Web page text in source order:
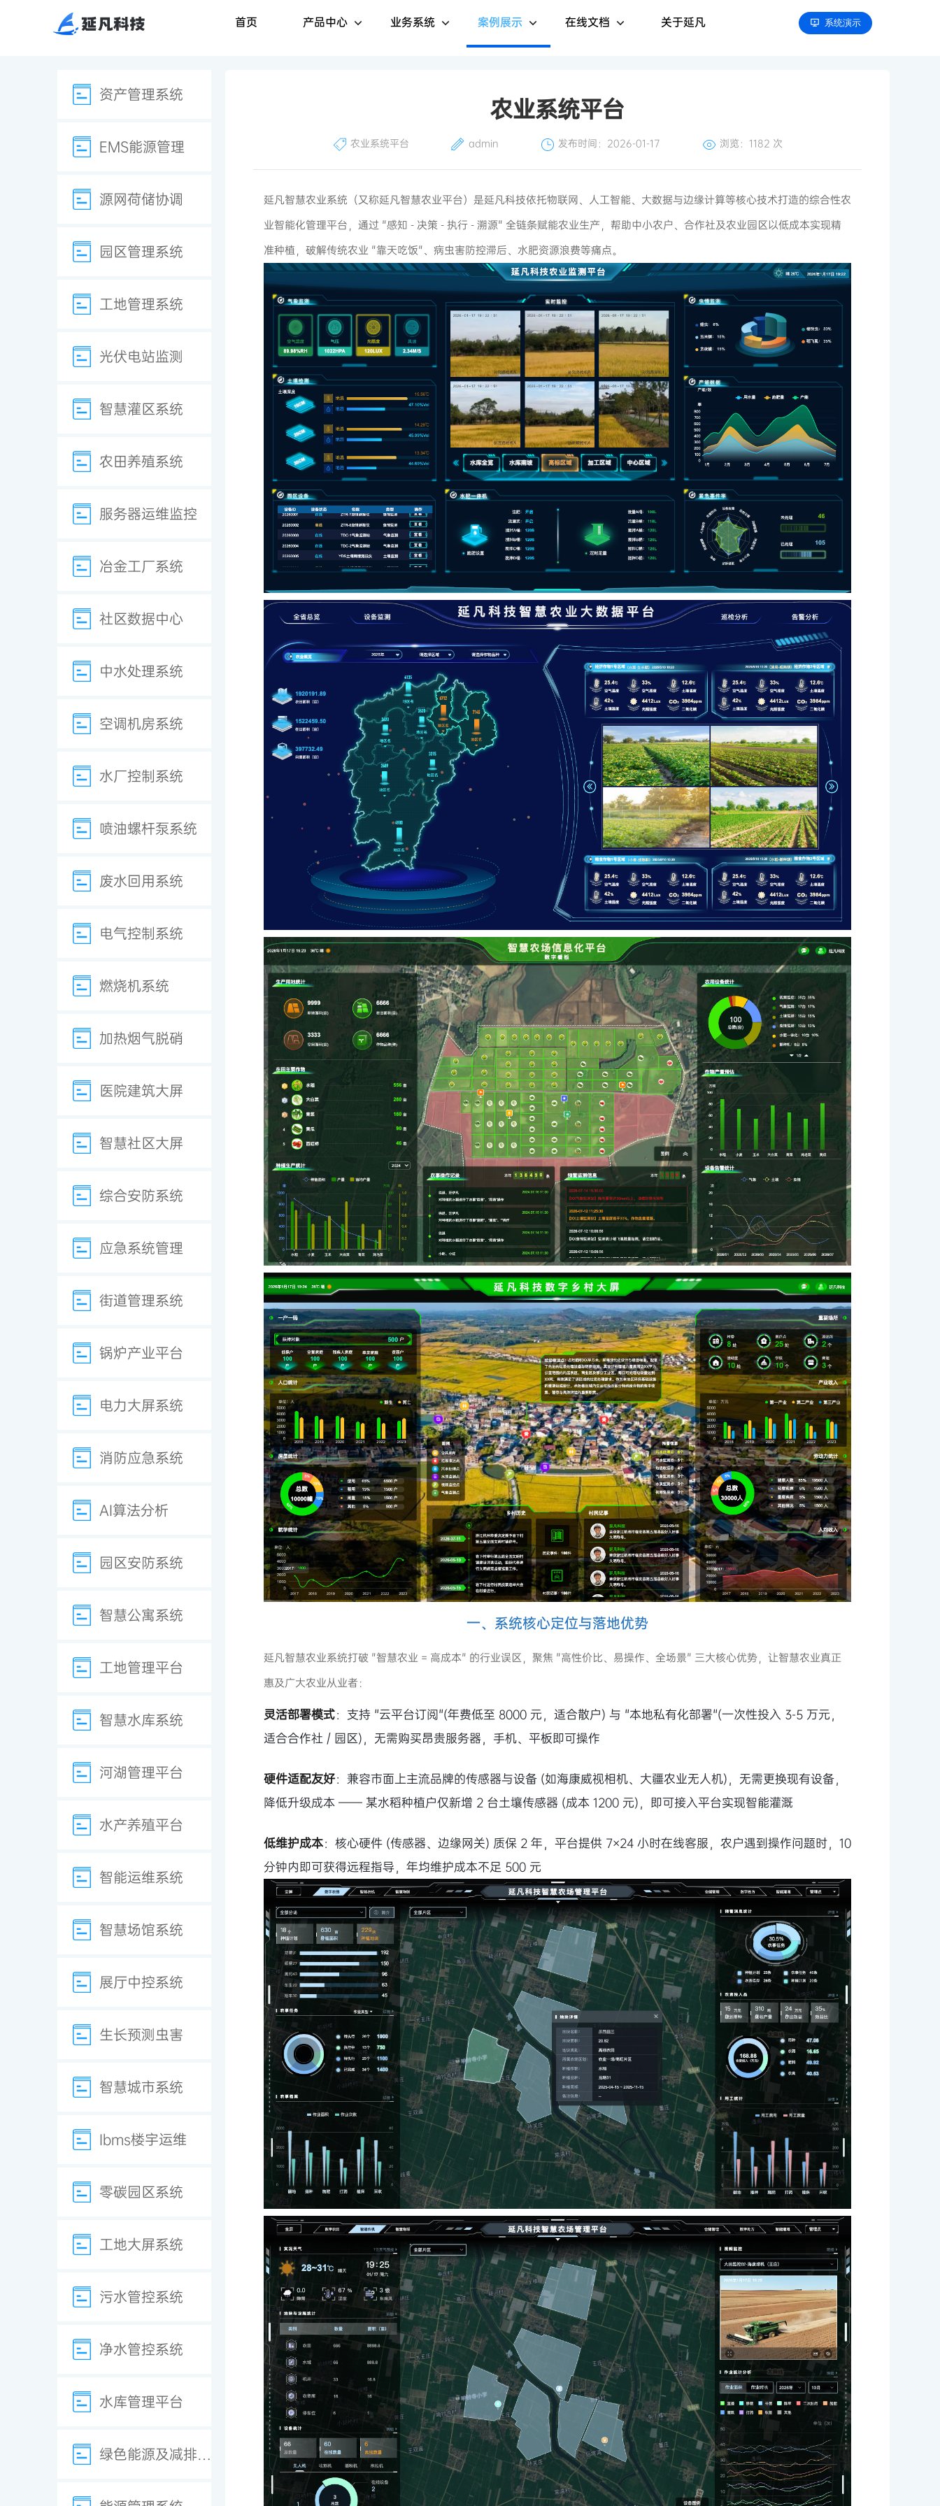
首页 产品中心 业务系统 案例展示 在线文档 关于延凡 系统演示
资产管理系统
EMS能源管理
源网荷储协调
园区管理系统
工地管理系统
光伏电站监测
智慧灌区系统
农田养殖系统
服务器运维监控
冶金工厂系统
社区数据中心
中水处理系统
空调机房系统
水厂控制系统
喷油螺杆泵系统
废水回用系统
电气控制系统
燃烧机系统
加热烟气脱硝
医院建筑大屏
智慧社区大屏
综合安防系统
应急系统管理
街道管理系统
锅炉产业平台
电力大屏系统
消防应急系统
AI算法分析
园区安防系统
智慧公寓系统
工地管理平台
智慧水库系统
河湖管理平台
水产养殖平台
智能运维系统
智慧场馆系统
展厅中控系统
生长预测虫害
智慧城市系统
Ibms楼宇运维
零碳园区系统
工地大屏系统
污水管控系统
净水管控系统
水库管理平台
绿色能源及减排系统
农业系统平台
农业系统平台 admin 发布时间：2026-01-17 浏览： 1182 次
延凡智慧农业系统（又称延凡智慧农业平台）是延凡科技依托物联网、人工智能、大数据与边缘计算等核心技术打造的综合性农
业智能化管理平台，通过 "感知 - 决策 - 执行 - 溯源" 全链条赋能农业生产，帮助中小农户、合作社及农业园区以低成本实现精
准种植，破解传统农业 "靠天吃饭"、病虫害防控滞后、水肥资源浪费等痛点。
一、系统核心定位与落地优势
延凡智慧农业系统打破 "智慧农业 = 高成本" 的行业误区，聚焦 "高性价比、易操作、全场景" 三大核心优势，让智慧农业真正
惠及广大农业从业者：
灵活部署模式：支持 "云平台订阅"(年费低至 8000 元，适合散户) 与 "本地私有化部署"(一次性投入 3-5 万元，
适合合作社 / 园区)，无需购买昂贵服务器，手机、平板即可操作
硬件适配友好：兼容市面上主流品牌的传感器与设备 (如海康威视相机、大疆农业无人机)，无需更换现有设备，
降低升级成本 —— 某水稻种植户仅新增 2 台土壤传感器 (成本 1200 元)，即可接入平台实现智能灌溉
低维护成本：核心硬件 (传感器、边缘网关) 质保 2 年，平台提供 7×24 小时在线客服，农户遇到操作问题时，10
分钟内即可获得远程指导，年均维护成本不足 500 元